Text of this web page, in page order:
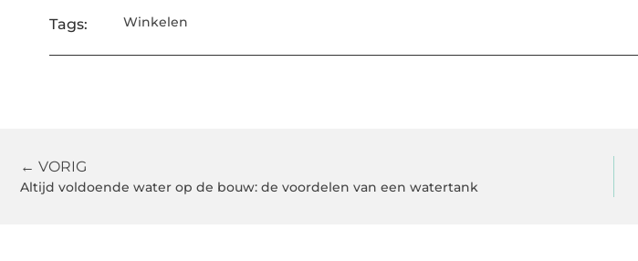
Tags: Winkelen
← VORIG
Altijd voldoende water op de bouw: de voordelen van een watertank